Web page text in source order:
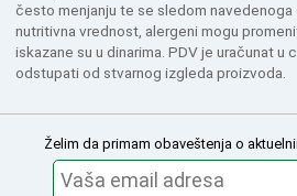
često menjanju te se sledom navedenoga
nutritivna vrednost, alergeni mogu
iskazane su u dinarima. PDV je uračunat u
odstupati od stvarnog izgleda proizvoda.
Želim da primam obaveštenja o